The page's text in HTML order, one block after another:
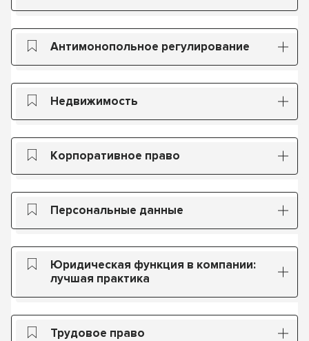
Антимонопольное регулирование
Недвижимость
Корпоративное право
Персональные данные
Юридическая функция в компании:
лучшая практика
Трудовое право